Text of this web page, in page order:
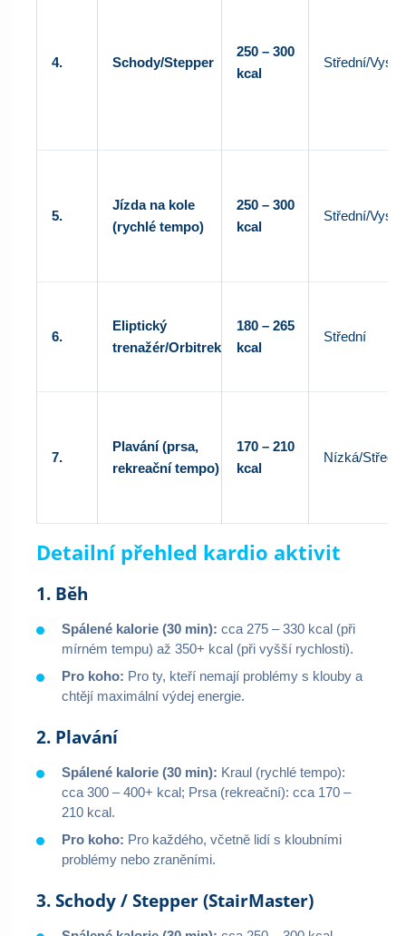
4. Schody/Stepper
250 – 300
kcal
Střední/
5.
Jízda na kole
(rychlé tempo)
250 – 300
kcal
Střední/
6.
Eliptický
trenažér/Orbitrek
180 – 265
kcal
Střední
7.
Plavání (prsa,
rekreační tempo)
170 – 210
kcal
Nízká/Střední
Detailní přehled kardio aktivit
1. Běh
Spálené kalorie (30 min): cca 275 – 330 kcal (při
mírném tempu) až 350+ kcal (při vyšší rychlosti).
Pro koho: Pro ty, kteří nemají problémy s klouby a
chtějí maximální výdej energie.
2. Plavání
Spálené kalorie (30 min): Kraul (rychlé tempo):
cca 300 – 400+ kcal; Prsa (rekreační): cca 170 –
210 kcal.
Pro koho: Pro každého, včetně lidí s kloubními
problémy nebo zraněními.
3. Schody / Stepper (StairMaster)